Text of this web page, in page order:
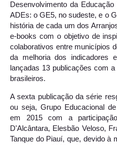
Desenvolvimento da
ADEs: o GE5, no sudeste, e o
história de cada um dos
e-books com o objetivo de
colaborativos entre municípios
da melhoria dos indicadores
lançadas 13 publicações com
brasileiros.
A sexta publicação da série
ou seja, Grupo Educacional
em 2015 com a
D'Alcântara, Elesbão Veloso,
Tanque do Piauí, que, devido à